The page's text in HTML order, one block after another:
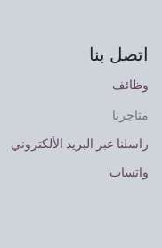
اتصل بنا
وظائف
متاجرنا
راسلنا عبر البريد الألكتروني
واتساب